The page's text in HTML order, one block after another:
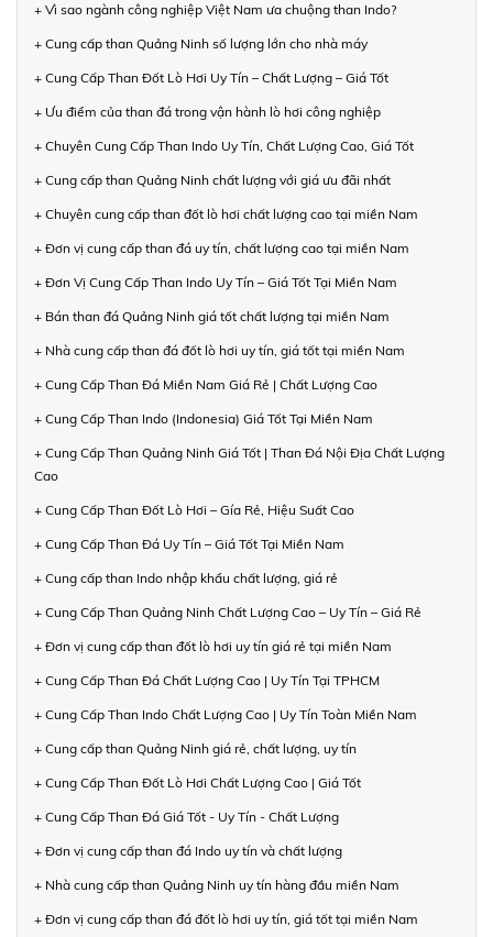
+ Vì sao ngành công nghiệp Việt Nam ưa chuộng than Indo?
+ Cung cấp than Quảng Ninh số lượng lớn cho nhà máy
+ Cung Cấp Than Đốt Lò Hơi Uy Tín – Chất Lượng – Giá Tốt
+ Ưu điểm của than đá trong vận hành lò hơi công nghiệp
+ Chuyên Cung Cấp Than Indo Uy Tín, Chất Lượng Cao, Giá Tốt
+ Cung cấp than Quảng Ninh chất lượng với giá ưu đãi nhất
+ Chuyên cung cấp than đốt lò hơi chất lượng cao tại miền Nam
+ Đơn vị cung cấp than đá uy tín, chất lượng cao tại miền Nam
+ Đơn Vị Cung Cấp Than Indo Uy Tín – Giá Tốt Tại Miền Nam
+ Bán than đá Quảng Ninh giá tốt chất lượng tại miền Nam
+ Nhà cung cấp than đá đốt lò hơi uy tín, giá tốt tại miền Nam
+ Cung Cấp Than Đá Miền Nam Giá Rẻ | Chất Lượng Cao
+ Cung Cấp Than Indo (Indonesia) Giá Tốt Tại Miền Nam
+ Cung Cấp Than Quảng Ninh Giá Tốt | Than Đá Nội Địa Chất Lượng
Cao
+ Cung Cấp Than Đốt Lò Hơi – Gía Rẻ, Hiệu Suất Cao
+ Cung Cấp Than Đá Uy Tín – Giá Tốt Tại Miền Nam
+ Cung cấp than Indo nhập khẩu chất lượng, giá rẻ
+ Cung Cấp Than Quảng Ninh Chất Lượng Cao – Uy Tín – Giá Rẻ
+ Đơn vị cung cấp than đốt lò hơi uy tín giá rẻ tại miền Nam
+ Cung Cấp Than Đá Chất Lượng Cao | Uy Tín Tại TPHCM
+ Cung Cấp Than Indo Chất Lượng Cao | Uy Tín Toàn Miền Nam
+ Cung cấp than Quảng Ninh giá rẻ, chất lượng, uy tín
+ Cung Cấp Than Đốt Lò Hơi Chất Lượng Cao | Giá Tốt
+ Cung Cấp Than Đá Giá Tốt - Uy Tín - Chất Lượng
+ Đơn vị cung cấp than đá Indo uy tín và chất lượng
+ Nhà cung cấp than Quảng Ninh uy tín hàng đầu miền Nam
+ Đơn vị cung cấp than đá đốt lò hơi uy tín, giá tốt tại miền Nam